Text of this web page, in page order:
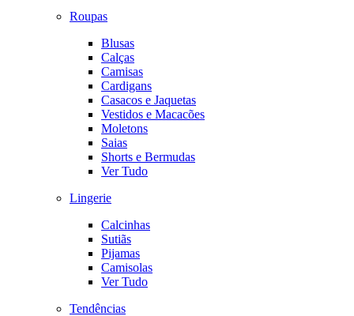
Roupas
Blusas
Calças
Camisas
Cardigans
Casacos e Jaquetas
Vestidos e Macacões
Moletons
Saias
Shorts e Bermudas
Ver Tudo
Lingerie
Calcinhas
Sutiãs
Pijamas
Camisolas
Ver Tudo
Tendências